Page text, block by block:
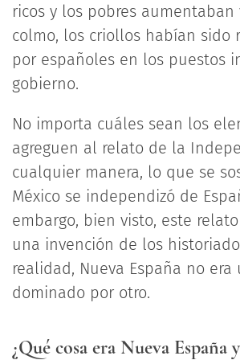
ricos y los pobres aumentaban
colmo, los criollos habían sido
por españoles en los puestos
gobierno.
No importa cuáles sean los
agreguen al relato de la
cualquier manera, lo que se
México se independizó de
embargo, bien visto, este
una invención de los
realidad, Nueva España no era
dominado por otro.
¿Qué cosa era Nueva España